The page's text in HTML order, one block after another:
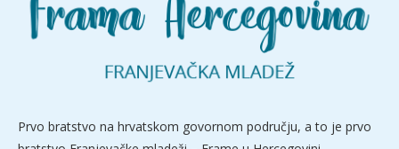
Prvo bratstvo na hrvatskom govornom području, a to je prvo